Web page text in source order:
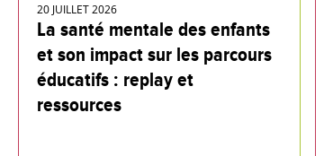
20 JUILLET 2026
La santé mentale des enfants
et son impact sur les parcours
éducatifs : replay et
ressources